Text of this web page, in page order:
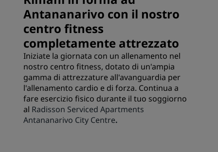
Antananarivo con il nostro
centro fitness
completamente attrezzato
Iniziate la giornata con un allenamento nel
nostro centro fitness, dotato di un'ampia
gamma di attrezzature all'avanguardia per
l'allenamento cardio e di forza. Continua a
fare esercizio fisico durante il tuo soggiorno
al Radisson Serviced Apartments
Antananarivo City Centre.